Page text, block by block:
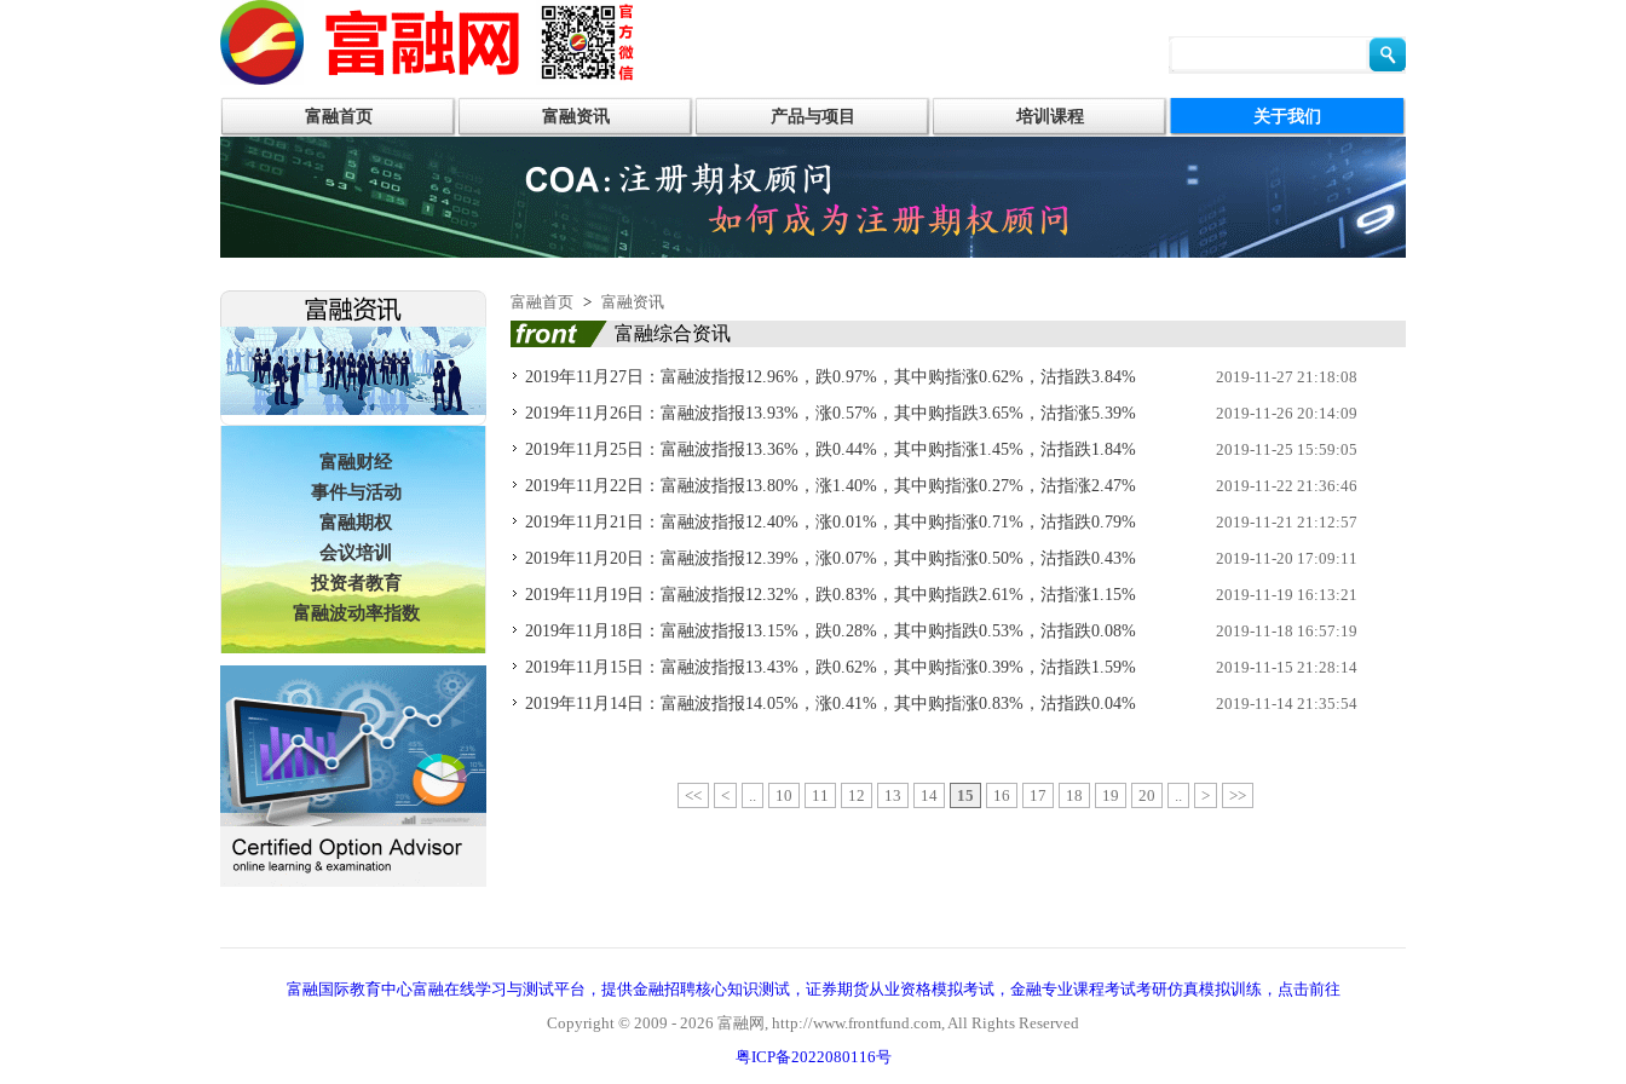
富融首页 富融资讯 产品与项目 培训课程 关于我们
富融财经
事件与活动
富融期权
会议培训
投资者教育
富融波动率指数
富融首页 > 富融资讯
富融综合资讯
2019年11月27日：富融波指报12.96%，跌0.97%，其中购指涨0.62%，沽指跌3.84%
2019-11-27 21:18:08
2019年11月26日：富融波指报13.93%，涨0.57%，其中购指跌3.65%，沽指涨5.39%
2019-11-26 20:14:09
2019年11月25日：富融波指报13.36%，跌0.44%，其中购指涨1.45%，沽指跌1.84%
2019-11-25 15:59:05
2019年11月22日：富融波指报13.80%，涨1.40%，其中购指涨0.27%，沽指涨2.47%
2019-11-22 21:36:46
2019年11月21日：富融波指报12.40%，涨0.01%，其中购指涨0.71%，沽指跌0.79%
2019-11-21 21:12:57
2019年11月20日：富融波指报12.39%，涨0.07%，其中购指涨0.50%，沽指跌0.43%
2019-11-20 17:09:11
2019年11月19日：富融波指报12.32%，跌0.83%，其中购指跌2.61%，沽指涨1.15%
2019-11-19 16:13:21
2019年11月18日：富融波指报13.15%，跌0.28%，其中购指跌0.53%，沽指跌0.08%
2019-11-18 16:57:19
2019年11月15日：富融波指报13.43%，跌0.62%，其中购指涨0.39%，沽指跌1.59%
2019-11-15 21:28:14
2019年11月14日：富融波指报14.05%，涨0.41%，其中购指涨0.83%，沽指跌0.04%
2019-11-14 21:35:54
<< < .. 10 11 12 13 14 15 16 17 18 19 20 .. > >>
富融国际教育中心富融在线学习与测试平台，提供金融招聘核心知识测试，证券期货从业资格模拟考试，金融专业课程考试考研仿真模拟训练，点击前往
Copyright © 2009 - 2026 富融网, http://www.frontfund.com, All Rights Reserved
粤ICP备2022080116号